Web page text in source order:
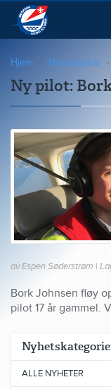
Hjem Nyhetsarkiv
Ny pilot:
av Espen Søderstrøm |
Bork Johnsen fløy
pilot 17 år gammel.
ALLE NYHETER